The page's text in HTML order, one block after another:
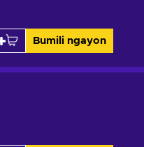
Bumili ngayon